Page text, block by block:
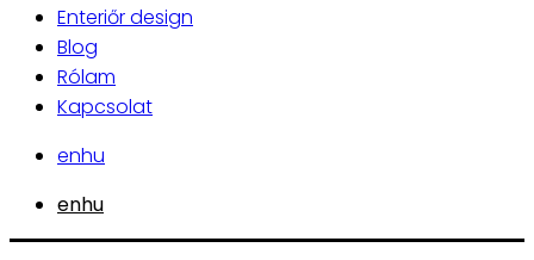
Enteriőr design
Blog
Rólam
Kapcsolat
enhu
enhu